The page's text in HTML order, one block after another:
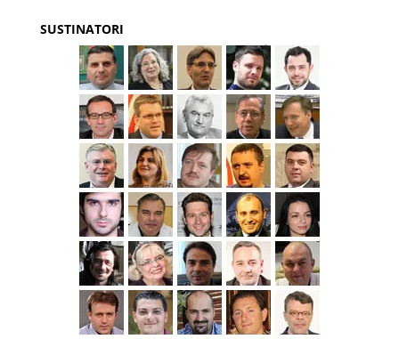
SUSTINATORI